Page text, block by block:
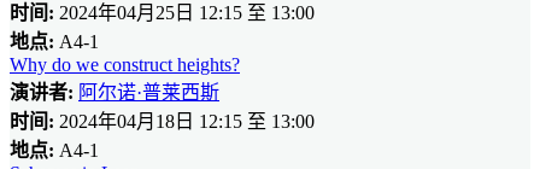
时间: 2024年04月25日 12:15 至 13:00
地点: A4-1
Why do we construct heights?
演讲者: 阿尔诺·普莱西斯
时间: 2024年04月18日 12:15 至 13:00
地点: A4-1